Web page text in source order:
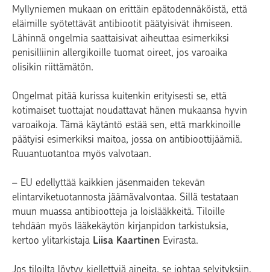
Myllyniemen mukaan on erittäin epätodennäköistä, että
eläimille syötettävät antibiootit päätyisivät ihmiseen.
Lähinnä ongelmia saattaisivat aiheuttaa esimerkiksi
penisilliinin allergikoille tuomat oireet, jos varoaika
olisikin riittämätön.
Ongelmat pitää kurissa kuitenkin erityisesti se, että
kotimaiset tuottajat noudattavat hänen mukaansa hyvin
varoaikoja. Tämä käytäntö estää sen, että markkinoille
päätyisi esimerkiksi maitoa, jossa on antibioottijäämiä.
Ruuantuotantoa myös valvotaan.
– EU edellyttää kaikkien jäsenmaiden tekevän
elintarviketuotannosta jäämävalvontaa. Sillä testataan
muun muassa antibiootteja ja loislääkkeitä. Tiloille
tehdään myös lääkekäytön kirjanpidon tarkistuksia,
kertoo ylitarkistaja Liisa Kaartinen Evirasta.
Jos tiloilta löytyy kiellettyjä aineita, se johtaa selvityksiin.